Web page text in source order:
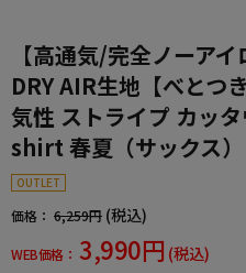
【高通気/完全ノーア
DRY AIR生地【べとつ
気性 ストライプ カッ
shirt 春夏（サックス）
OUTLET
価格： 6,259円 (税込)
WEB価格： 3,990円 (税込)